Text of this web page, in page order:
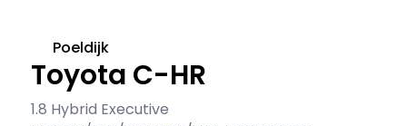
Toyota C-HR
1.8 Hybrid Executive
Poeldijk